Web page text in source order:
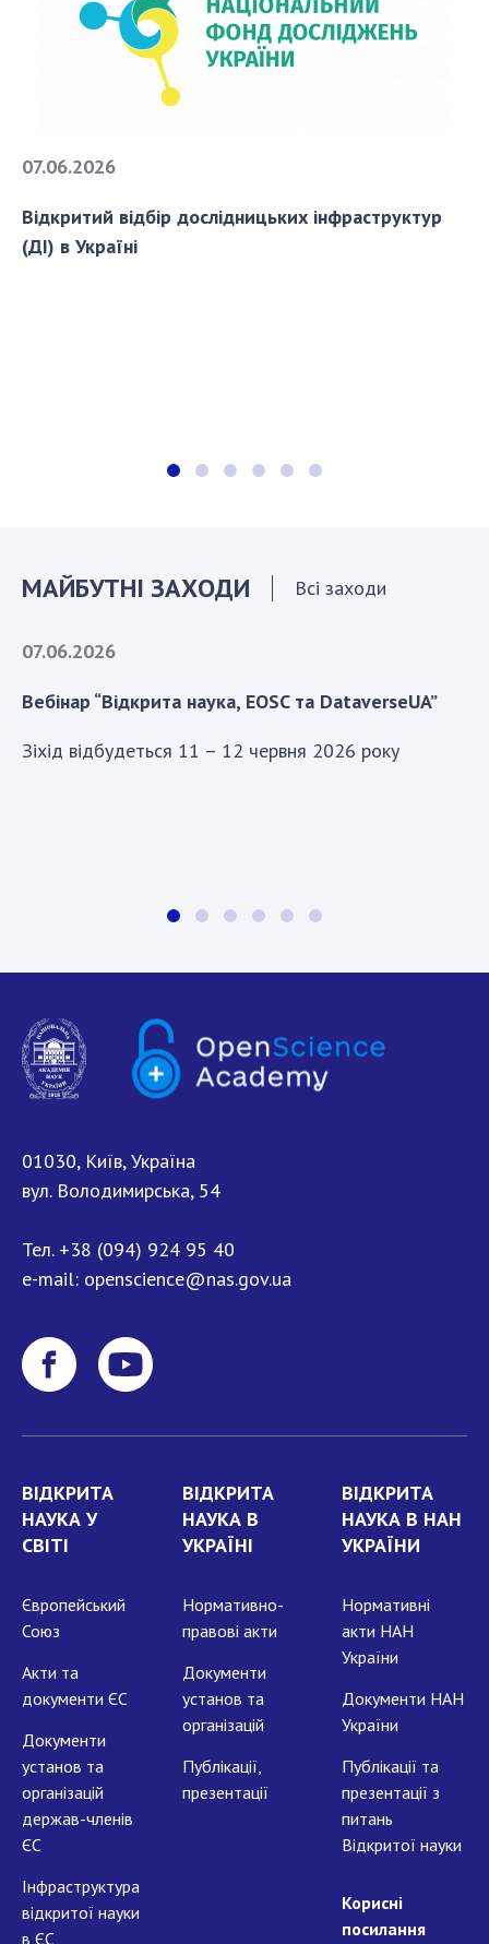
07.06.2026
Відкритий відбір дослідницьких інфраструктур
(ДІ) в Україні
МАЙБУТНІ ЗАХОДИ Всі заходи
07.06.2026
Вебінар “Відкрита наука, EOSC та DataverseUA”
Зіхід відбудеться 11 – 12 червня 2026 року
01030, Київ, Україна
вул. Володимирська, 54
Тел. +38 (094) 924 95 40
e-mail: openscience@nas.gov.ua
ВІДКРИТА
НАУКА У
СВІТІ
Європейський
Союз
Акти та
документи ЄС
Документи
установ та
організацій
держав-членів
ЄС
Інфраструктура
відкритої науки
в ЄС
ВІДКРИТА
НАУКА В
УКРАЇНІ
Нормативно-
правові акти
Документи
установ та
організацій
Публікації,
презентації
ВІДКРИТА
НАУКА В НАН
УКРАЇНИ
Нормативні
акти НАН
України
Документи НАН
України
Публікації та
презентації з
питань
Відкритої науки
Корисні
посилання